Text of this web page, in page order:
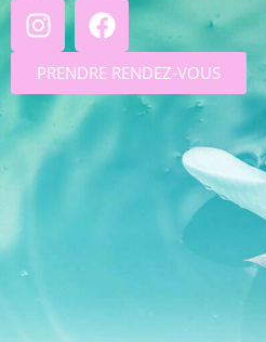
PRENDRE RENDEZ-VOUS